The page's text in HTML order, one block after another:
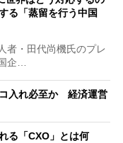
る「蒸留を行う中国
者・田代尚機氏のプレ
企…
入れ必至か 経済運営
る「CXO」とは何